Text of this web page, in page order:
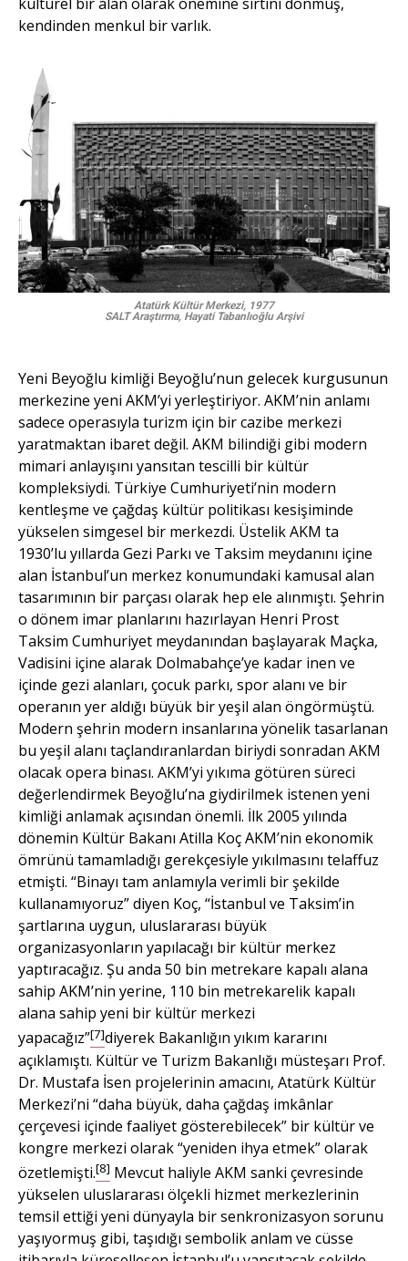
kendinden menkul bir varlık.
Atatürk Kültür Merkezi, 1977
SALT Araştırma, Hayati Tabanlıoğlu Arşivi
Yeni Beyoğlu kimliği Beyoğlu’nun gelecek kurgusunun
merkezine yeni AKM’yi yerleştiriyor. AKM’nin anlamı
sadece operasıyla turizm için bir cazibe merkezi
yaratmaktan ibaret değil. AKM bilindiği gibi modern
mimari anlayışını yansıtan tescilli bir kültür
kompleksiydi. Türkiye Cumhuriyeti’nin modern
kentleşme ve çağdaş kültür politikası kesişiminde
yükselen simgesel bir merkezdi. Üstelik AKM ta
1930’lu yıllarda Gezi Parkı ve Taksim meydanını içine
alan İstanbul’un merkez konumundaki kamusal alan
tasarımının bir parçası olarak hep ele alınmıştı. Şehrin
o dönem imar planlarını hazırlayan Henri Prost
Taksim Cumhuriyet meydanından başlayarak Maçka,
Vadisini içine alarak Dolmabahçe’ye kadar inen ve
içinde gezi alanları, çocuk parkı, spor alanı ve bir
operanın yer aldığı büyük bir yeşil alan öngörmüştü.
Modern şehrin modern insanlarına yönelik tasarlanan
bu yeşil alanı taçlandıranlardan biriydi sonradan AKM
olacak opera binası. AKM’yi yıkıma götüren süreci
değerlendirmek Beyoğlu’na giydirilmek istenen yeni
kimliği anlamak açısından önemli. İlk 2005 yılında
dönemin Kültür Bakanı Atilla Koç AKM’nin ekonomik
ömrünü tamamladığı gerekçesiyle yıkılmasını telaffuz
etmişti. “Binayı tam anlamıyla verimli bir şekilde
kullanamıyoruz” diyen Koç, “İstanbul ve Taksim’in
şartlarına uygun, uluslararası büyük
organizasyonların yapılacağı bir kültür merkez
yaptıracağız. Şu anda 50 bin metrekare kapalı alana
sahip AKM’nin yerine, 110 bin metrekarelik kapalı
alana sahip yeni bir kültür merkezi
yapacağız”[7]diyerek Bakanlığın yıkım kararını
açıklamıştı. Kültür ve Turizm Bakanlığı müsteşarı Prof.
Dr. Mustafa İsen projelerinin amacını, Atatürk Kültür
Merkezi’ni “daha büyük, daha çağdaş imkânlar
çerçevesi içinde faaliyet gösterebilecek” bir kültür ve
kongre merkezi olarak “yeniden ihya etmek” olarak
özetlemişti.[8] Mevcut haliyle AKM sanki çevresinde
yükselen uluslararası ölçekli hizmet merkezlerinin
temsil ettiği yeni dünyayla bir senkronizasyon sorunu
yaşıyormuş gibi, taşıdığı sembolik anlam ve cüsse